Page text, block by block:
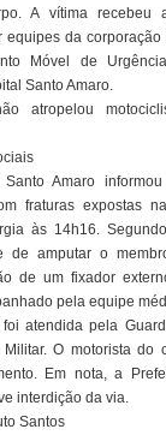
A vítima recebeu
equipes da
Móvel de
Santo Amaro.
atropelou
Amaro
fraturas expostas
às 14h16.
de amputar o
de um fixador
pela equipe
atendida pela
O motorista do
Em nota, a
interdição da via.
Santos